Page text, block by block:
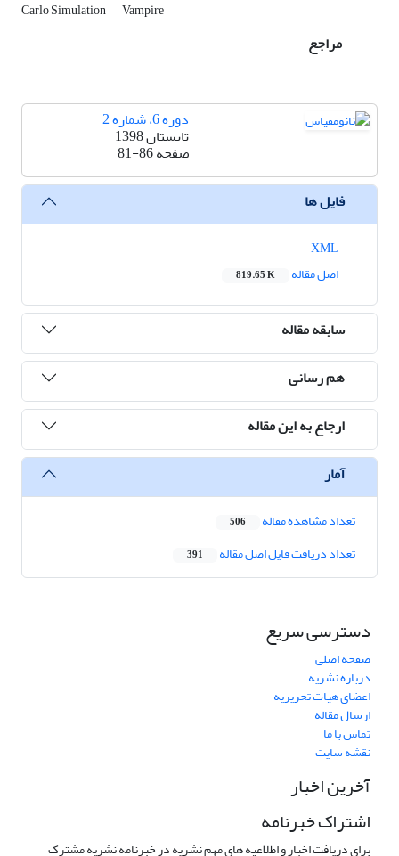
Carlo Simulation Vampire
مراجع
دوره 6، شماره 2
تابستان 1398
صفحه81-86
فایل ها
اصل مقاله
819.65 K
سابقه مقاله
هم رسانی
ارجاع به این مقاله
آمار
تعداد مشاهده مقاله 506
تعداد دریافت فایل اصل مقاله 391
دسترسی سریع
صفحه اصلی
درباره نشریه
اعضای هیات تحریریه
ارسال مقاله
تماس با ما
نقشه سایت
آخرین اخبار
اشتراک خبرنامه
برای دریافت اخبار و اطلاعیه های مهم نشریه در خبرنامه نشریه مشترک